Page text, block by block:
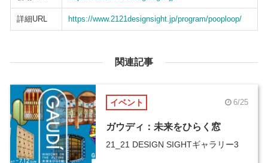
詳細URL https://www.2121designsight.jp/program/pooploop/
関連記事
イベント 6/25
ガウディ：未来をひらく窓
21_21 DESIGN SIGHTギャラリー3